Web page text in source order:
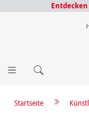
Startseite